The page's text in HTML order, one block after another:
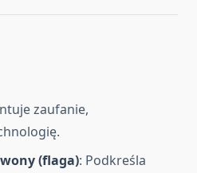
zaufanie,
(flaga): Podkreśla